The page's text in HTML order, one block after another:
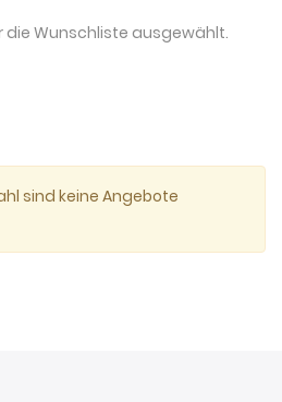
die Wunschliste ausgewählt.
sind keine Angebote